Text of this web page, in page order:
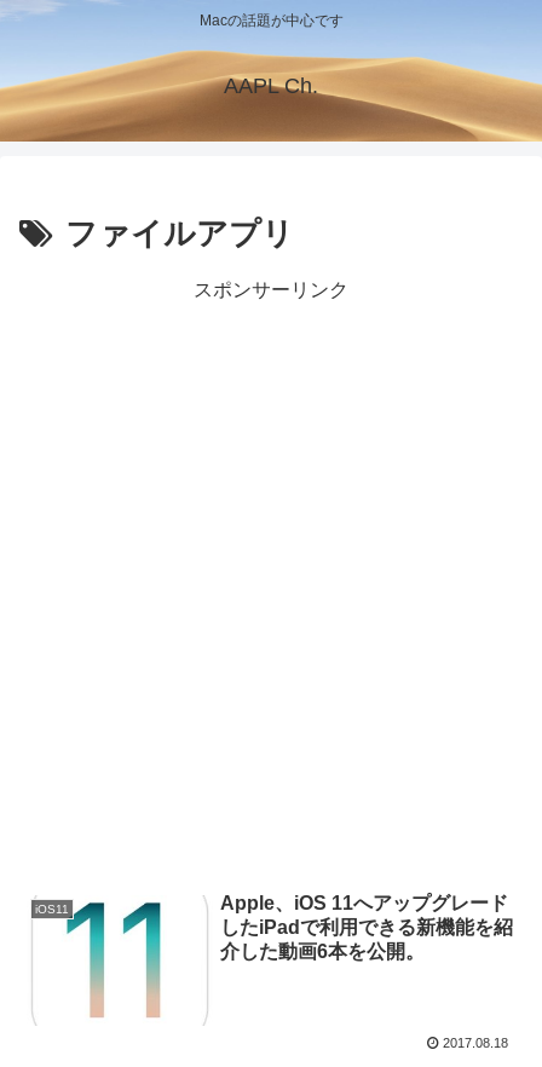
Macの話題が中心です
AAPL Ch.
ファイルアプリ
スポンサーリンク
iOS11
Apple、iOS 11へアップグレード
したiPadで利用できる新機能を紹
介した動画6本を公開。
2017.08.18